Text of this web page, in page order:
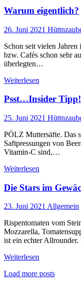
Warum eigentlich?
26. Juni 2021
Schon seit vielen
bzw. Cafés schon sehr
überlegten…
Weiterlesen
Psst…Insider Tipp!
25. Juni 2021
PÖLZ Muttersäfte. Das
Saftpressungen von
Vitamin-C sind,…
Weiterlesen
Die Stars im
23. Juni 2021 Allgemein
Rispentomaten vom
Mozzarella,
ist ein echter
Weiterlesen
Load more posts